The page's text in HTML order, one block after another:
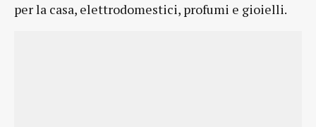
per la casa, elettrodomestici, profumi e gioielli.